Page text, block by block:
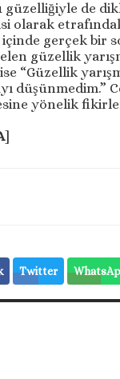
de
olarak
gerçek bir
güzellik
“Güzellik
düşünmedim.”
yönelik
]
Twitter